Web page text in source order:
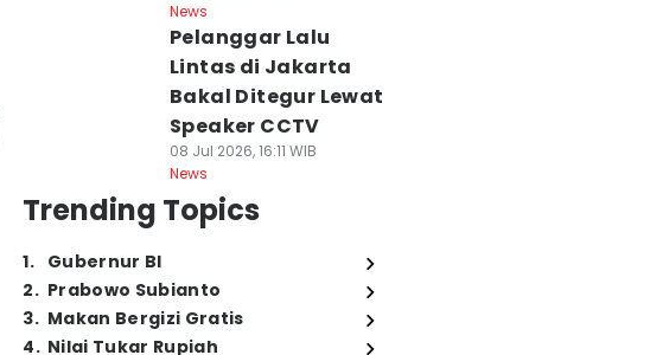
News
Pelanggar Lalu
Lintas di Jakarta
Bakal Ditegur Lewat
Speaker CCTV
08 Jul 2026, 16:11 WIB
News
Trending Topics
1. Gubernur BI
2. Prabowo Subianto
3. Makan Bergizi Gratis
4. Nilai Tukar Rupiah